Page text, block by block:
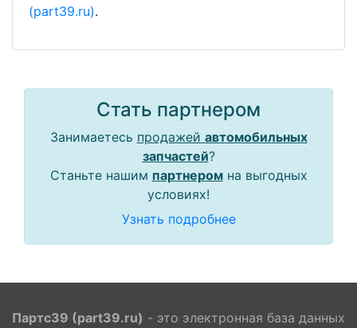
(part39.ru).
Стать партнером
Занимаетесь продажей автомобильных
запчастей?
Станьте нашим партнеромна выгодных
условиях!
Узнать подробнее
Партс39 (part39.ru) - это электронная база данных